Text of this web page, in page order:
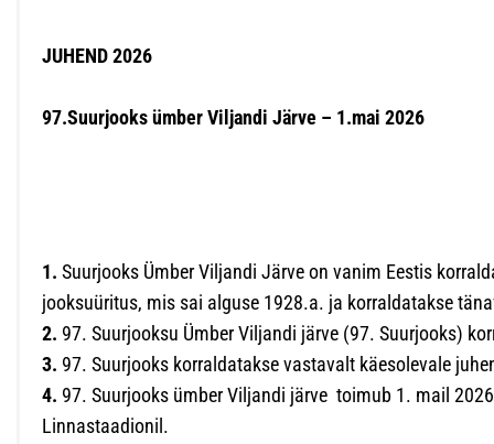
JUHEND 2026
97.Suurjooks ümber Viljandi Järve – 1.mai 2026
1. Suurjooks Ümber Viljandi Järve on vanim Eestis
jooksuüritus, mis sai alguse 1928.a. ja korraldatakse
2. 97. Suurjooksu Ümber Viljandi järve (97. Suurjooks)
3. 97. Suurjooks korraldatakse vastavalt käesolevale
4. 97. Suurjooks ümber Viljandi järve toimub 1. mail
Linnastaadionil.